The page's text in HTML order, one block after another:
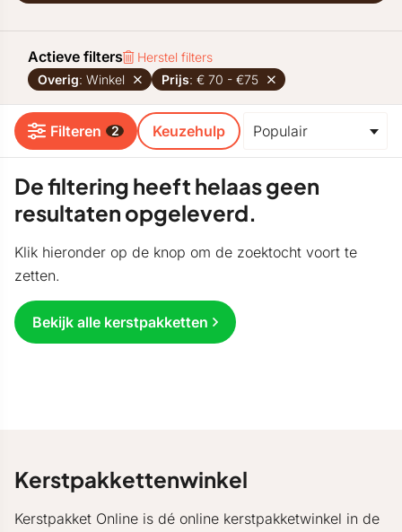
Actieve filters
Herstel filters
Overig: Winkel Prijs: € 70 - €75
Filteren 2 Keuzehulp
De filtering heeft helaas geen
resultaten opgeleverd.
Klik hieronder op de knop om de zoektocht voort te
zetten.
Bekijk alle kerstpakketten
Kerstpakkettenwinkel
Kerstpakket Online is dé online kerstpakketwinkel in de